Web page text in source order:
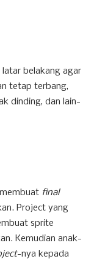
belakang agar
tetap terbang,
dinding, dan lain-
final
Project yang
sprite
Kemudian anak-
-nya kepada